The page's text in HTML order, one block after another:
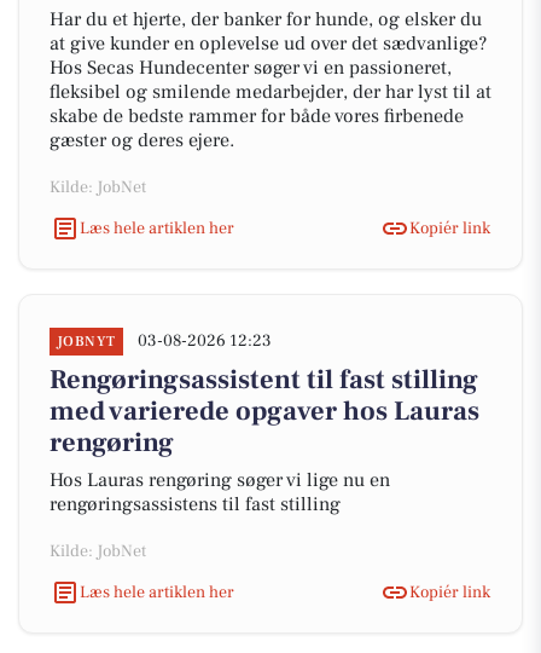
Har du et hjerte, der banker for hunde, og elsker du
at give kunder en oplevelse ud over det sædvanlige?
Hos Secas Hundecenter søger vi en passioneret,
fleksibel og smilende medarbejder, der har lyst til at
skabe de bedste rammer for både vores firbenede
gæster og deres ejere.
Kilde: JobNet
Læs hele artiklen her
Kopiér link
JOBNYT 03-08-2026 12:23
Rengøringsassistent til fast stilling
med varierede opgaver hos Lauras
rengøring
Hos Lauras rengøring søger vi lige nu en
rengøringsassistens til fast stilling
Kilde: JobNet
Læs hele artiklen her
Kopiér link